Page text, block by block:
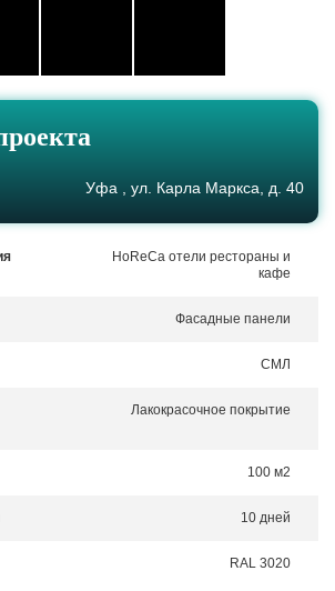
Уфа , ул. Карла Маркса, д. 40
HoReCa отели рестораны и
кафе
Фасадные панели
СМЛ
Лакокрасочное покрытие
100 м2
10 дней
RAL 3020